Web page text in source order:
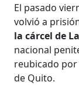
El pasado
volvió a
la cárcel de
nacional
reubicado
de Quito.